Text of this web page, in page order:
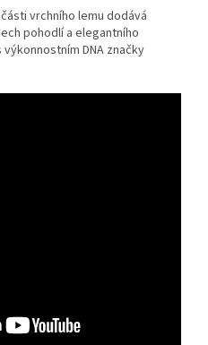
vrchního lemu dodává
pohodlí a elegantního
DNA značky